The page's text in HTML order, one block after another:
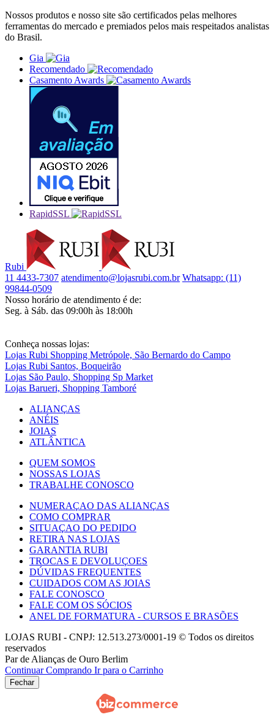
Nossos produtos e nosso site são certificados pelas melhores
ferramentas do mercado e premiados pelos mais respeitados analistas
do Brasil.
Gia
Recomendado
Casamento Awards
RapidSSL
Rubi
11 4433-7307 atendimento@lojasrubi.com.br Whatsapp: (11)
99844-0509
Nosso horário de atendimento é de:
Seg. à Sáb. das 09:00h às 18:00h
Conheça nossas lojas:
Lojas Rubi Shopping Metrópole, São Bernardo do Campo
Lojas Rubi Santos, Boqueirão
Lojas São Paulo, Shopping Sp Market
Lojas Barueri, Shopping Tamboré
ALIANÇAS
ANÉIS
JOIAS
ATLÂNTICA
QUEM SOMOS
NOSSAS LOJAS
TRABALHE CONOSCO
NUMERAÇAO DAS ALIANÇAS
COMO COMPRAR
SITUAÇAO DO PEDIDO
RETIRA NAS LOJAS
GARANTIA RUBI
TROCAS E DEVOLUÇOES
DÚVIDAS FREQUENTES
CUIDADOS COM AS JOIAS
FALE CONOSCO
FALE COM OS SÓCIOS
ANEL DE FORMATURA - CURSOS E BRASÕES
LOJAS RUBI - CNPJ: 12.513.273/0001-19 © Todos os direitos
reservados
Par de Alianças de Ouro Berlim
Continuar Comprando Ir para o Carrinho
Fechar